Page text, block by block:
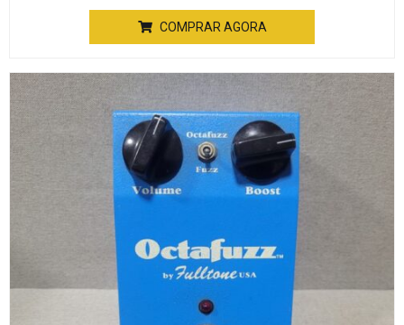
COMPRAR AGORA